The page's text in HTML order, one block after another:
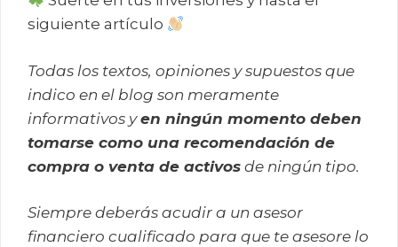
siguiente artículo
Todas los textos, opiniones y supuestos que
indico en el blog son meramente
informativos yen ningún momento deben
tomarse como una recomendación de
compra o venta de activos de ningún tipo.
Siempre deberás acudir a un asesor
financiero cualificado para que te asesore lo